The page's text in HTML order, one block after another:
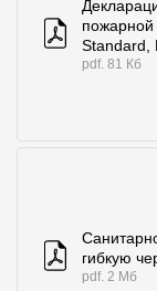
пожарной
Standard,
pdf. 81 Кб
гибкую
pdf. 2 Мб